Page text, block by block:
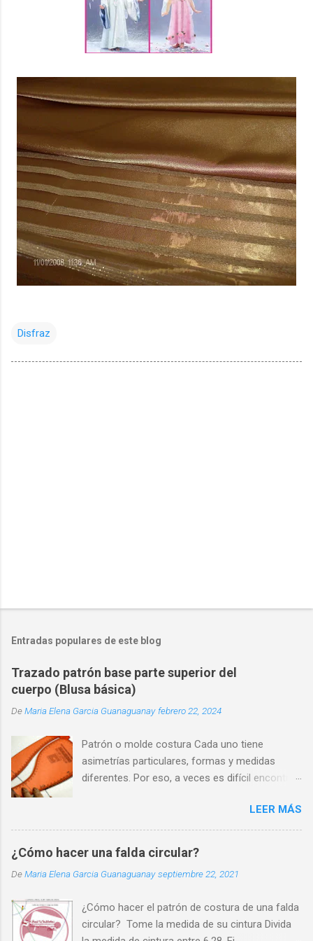
Disfraz
Entradas populares de este blog
Trazado patrón base parte superior del
cuerpo (Blusa básica)
DeMaria Elena Garcia Guanaguanay febrero 22, 2024
Patrón o molde costura Cada uno tiene
asimetrías particulares, formas y medidas
diferentes. Por eso, a veces es difícil encontrar
nuestra silueta y que nos haga sentir cómodos
y seguros.
LEER MÁS
¿Cómo hacer una falda circular?
DeMaria Elena Garcia Guanaguanay septiembre 22, 2021
¿Cómo hacer el patrón de costura de una falda
circular? Tome la medida de su cintura Divida